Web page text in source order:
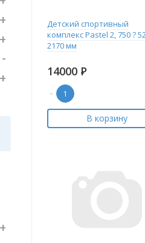
Детский спортивный
комплекс Pastel 2, 750 ?
2170 мм
14000 Р
-
В корзину